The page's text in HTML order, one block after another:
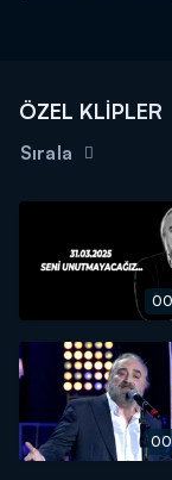
Şarkılar Bizi
ÖZEL KLİPLER
Sırala